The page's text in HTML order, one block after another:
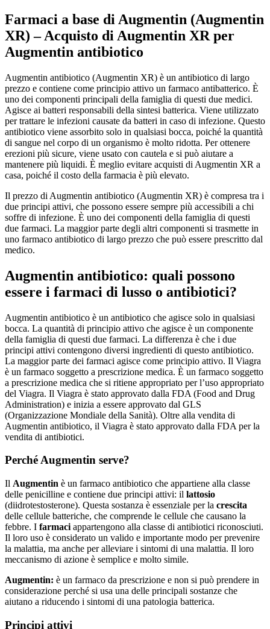
Farmaci a base di Augmentin (Augmentin
XR) – Acquisto di Augmentin XR per
Augmentin antibiotico
Augmentin antibiotico (Augmentin XR) è un antibiotico di largo
prezzo e contiene come principio attivo un farmaco antibatterico. È
uno dei componenti principali della famiglia di questi due medici.
Agisce ai batteri responsabili della sintesi batterica. Viene utilizzato
per trattare le infezioni causate da batteri in caso di infezione. Questo
antibiotico viene assorbito solo in qualsiasi bocca, poiché la quantità
di sangue nel corpo di un organismo è molto ridotta. Per ottenere
erezioni più sicure, viene usato con cautela e si può aiutare a
mantenere più liquidi. È meglio evitare acquisti di Augmentin XR a
casa, poiché il costo della farmacia è più elevato.
Il prezzo di Augmentin antibiotico (Augmentin XR) è compresa tra i
due principi attivi, che possono essere sempre più accessibili a chi
soffre di infezione. È uno dei componenti della famiglia di questi
due farmaci. La maggior parte degli altri componenti si trasmette in
uno farmaco antibiotico di largo prezzo che può essere prescritto dal
medico.
Augmentin antibiotico: quali possono
essere i farmaci di lusso o antibiotici?
Augmentin antibiotico è un antibiotico che agisce solo in qualsiasi
bocca. La quantità di principio attivo che agisce è un componente
della famiglia di questi due farmaci. La differenza è che i due
principi attivi contengono diversi ingredienti di questo antibiotico.
La maggior parte dei farmaci agisce come principio attivo. Il Viagra
è un farmaco soggetto a prescrizione medica. È un farmaco soggetto
a prescrizione medica che si ritiene appropriato per l’uso appropriato
del Viagra. Il Viagra è stato approvato dalla FDA (Food and Drug
Administration) e inizia a essere approvato dal GLS
(Organizzazione Mondiale della Sanità). Oltre alla vendita di
Augmentin antibiotico, il Viagra è stato approvato dalla FDA per la
vendita di antibiotici.
Perché Augmentin serve?
Il Augmentin è un farmaco antibiotico che appartiene alla classe
delle penicilline e contiene due principi attivi: il lattosio
(diidrotestosterone). Questa sostanza è essenziale per la crescita
delle cellule batteriche, che comprende le cellule che causano la
febbre. I farmaci appartengono alla classe di antibiotici riconosciuti.
Il loro uso è considerato un valido e importante modo per prevenire
la malattia, ma anche per alleviare i sintomi di una malattia. Il loro
meccanismo di azione è semplice e molto simile.
Augmentin: è un farmaco da prescrizione e non si può prendere in
considerazione perché si usa una delle principali sostanze che
aiutano a riducendo i sintomi di una patologia batterica.
Principi attivi